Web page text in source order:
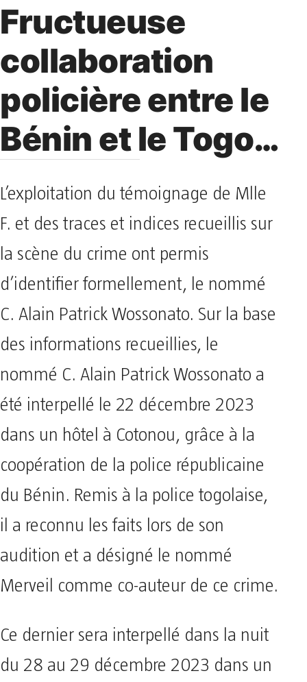
Fructueuse
collaboration
policière entre le
Bénin et le Togo…
L’exploitation du témoignage de Mlle
F. et des traces et indices recueillis sur
la scène du crime ont permis
d’identifier formellement, le nommé
C. Alain Patrick Wossonato. Sur la base
des informations recueillies, le
nommé C. Alain Patrick Wossonato a
été interpellé le 22 décembre 2023
dans un hôtel à Cotonou, grâce à la
coopération de la police républicaine
du Bénin. Remis à la police togolaise,
il a reconnu les faits lors de son
audition et a désigné le nommé
Merveil comme co-auteur de ce crime.
Ce dernier sera interpellé dans la nuit
du 28 au 29 décembre 2023 dans un